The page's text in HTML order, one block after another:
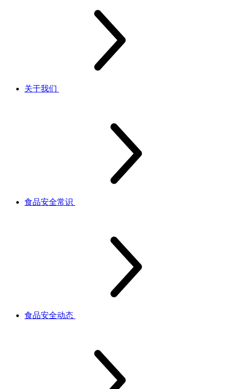
关于我们
食品安全常识
食品安全动态